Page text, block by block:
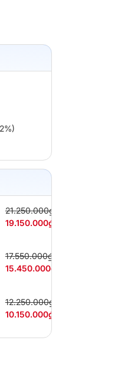
21.250.000₫
19.150.000₫
17.550.000₫
15.450.000₫
12.250.000₫
10.150.000₫